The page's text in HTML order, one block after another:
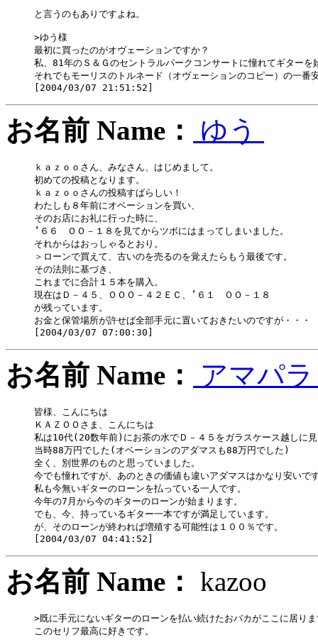
と言うのもありですよね。
>ゆう様
最初に買ったのがオヴェーションですか？
私、81年のＳ＆Ｇのセントラルパークコンサートに憧れてギターを
それでもモーリスのトルネード（オヴェーションのコピー）の一番
お名前 Name： ゆう
ｋａｚｏｏさん、みなさん、はじめまして。
初めての投稿となります。
ｋａｚｏｏさんの投稿すばらしい！
わたしも８年前にオベーションを買い、
そのお店にお礼に行った時に、
’６６　ＯＯ－１８を見てからツボにはまってしまいました。
それからはおっしゃるとおり。
＞ローンで買えて、古いのを売るのを覚えたらもう最後です。
その法則に基づき、
これまでに合計１５本を購入。
現在はＤ－４５、ＯＯＯ－４２ＥＣ、’６１　ＯＯ－１８
が残っています。
お金と保管場所が許せば全部手元に置いておきたいのですが・・・
お名前 Name： アマパ
皆様、こんにちは
ＫＡＺＯＯさま、こんにちは
私は10代(20数年前)にお茶の水でＤ－４５をガラスケース越しに
当時88万円でした(オベーションのアダマスも88万円でした)
全く、別世界のものと思っていました。
今でも憧れですが、あのときの価値も違いアダマスはかなり安いで
私も今無いギターのローンを払っている一人です。
今年の7月から今のギターのローンが始まります。
でも、今、持っているギター一本ですが満足しています。
が、そのローンが終われば増殖する可能性は１００％です。
お名前 Name：
>既に手元にないギターのローンを払い続けたおバカがここに居り
このセリフ最高に好きです。